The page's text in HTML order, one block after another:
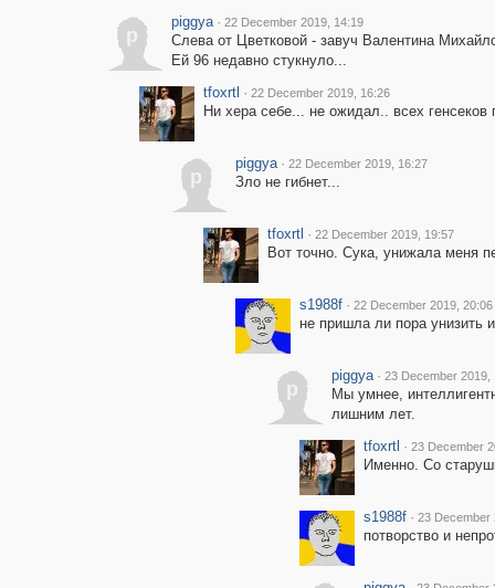
p
piggya · 22 December 2019, 14:19
Слева от Цветковой - завуч Валентина
Ей 96 недавно стукнуло...
tfoxrtl · 22 December 2019, 16:26
Ни хера себе... не ожидал.. всех генсеков
p
piggya · 22 December 2019, 16:27
Зло не гибнет...
tfoxrtl · 22 December 2019, 19:57
Вот точно. Сука, унижала меня
s1988f · 22 December 2019, 20:06
не пришла ли пора унизить
p
piggya · 23 December 2019,
Мы умнее,
лишним лет.
tfoxrtl · 23 December
Именно. Со
s1988f · 23 December
потворство и